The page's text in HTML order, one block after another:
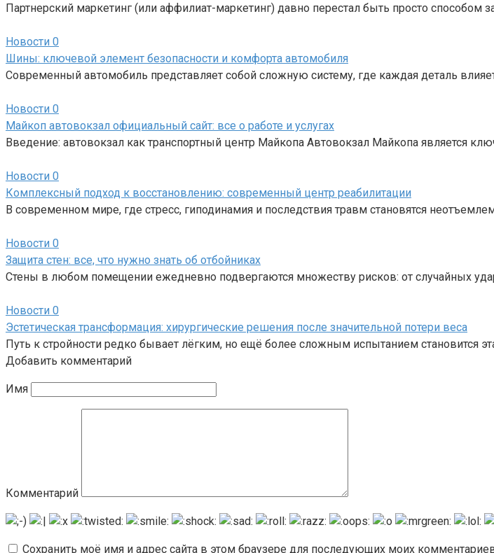
Партнерский маркетинг (или аффилиат-маркетинг) давно перестал быть просто способом
Новости 0
Шины: ключевой элемент безопасности и комфорта автомобиля
Современный автомобиль представляет собой сложную систему, где каждая деталь
Новости 0
Майкоп автовокзал официальный сайт: все о работе и услугах
Введение: автовокзал как транспортный центр Майкопа Автовокзал Майкопа является
Новости 0
Комплексный подход к восстановлению: современный центр реабилитации
В современном мире, где стресс, гиподинамия и последствия травм становятся
Новости 0
Защита стен: все, что нужно знать об отбойниках
Стены в любом помещении ежедневно подвергаются множеству рисков: от случайных
Новости 0
Эстетическая трансформация: хирургические решения после значительной потери веса
Путь к стройности редко бывает лёгким, но ещё более сложным испытанием становится
Добавить комментарий
Имя
Комментарий
Сохранить моё имя и адрес сайта в этом браузере для последующих моих